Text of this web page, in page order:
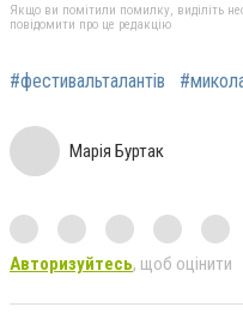
Якщо ви помітили помилку, виділіть
повідомити про це редакцію
#фестивальталантів
Марія Буртак
Авторизуйтесь, щоб оцінити